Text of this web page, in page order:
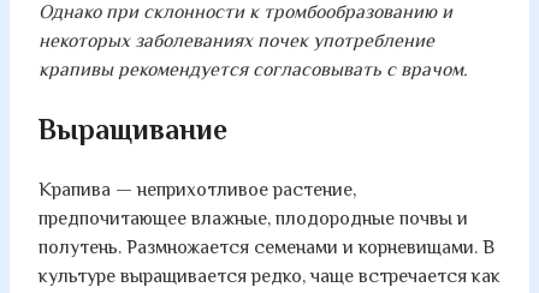
Однако при склонности к тромбообразованию и
некоторых заболеваниях почек употребление
крапивы рекомендуется согласовывать с врачом.
Выращивание
Крапива — неприхотливое растение,
предпочитающее влажные, плодородные почвы и
полутень. Размножается семенами и корневищами. В
культуре выращивается редко, чаще встречается как